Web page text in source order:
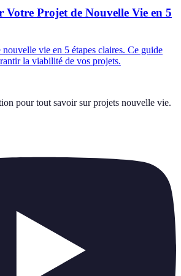
Votre Projet de Nouvelle Vie en 5
vie en 5 étapes claires. Ce guide
la viabilité de vos projets.
pour tout savoir sur projets nouvelle vie.